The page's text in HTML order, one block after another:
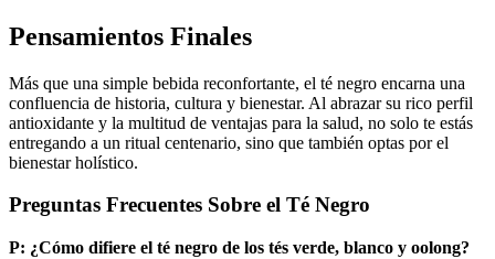
Pensamientos Finales
Más que una simple bebida reconfortante, el té negro encarna una
confluencia de historia, cultura y bienestar. Al abrazar su rico perfil
antioxidante y la multitud de ventajas para la salud, no solo te estás
entregando a un ritual centenario, sino que también optas por el
bienestar holístico.
Preguntas Frecuentes Sobre el Té Negro
P: ¿Cómo difiere el té negro de los tés verde, blanco y oolong?